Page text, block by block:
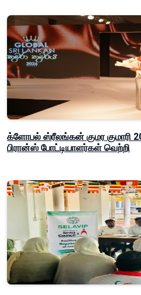
க்ளோபல் ஸ்ரீலங்கன் குமர குமாரி
பிரான்ஸ் போட்டியாளர்கள் வெற்றி